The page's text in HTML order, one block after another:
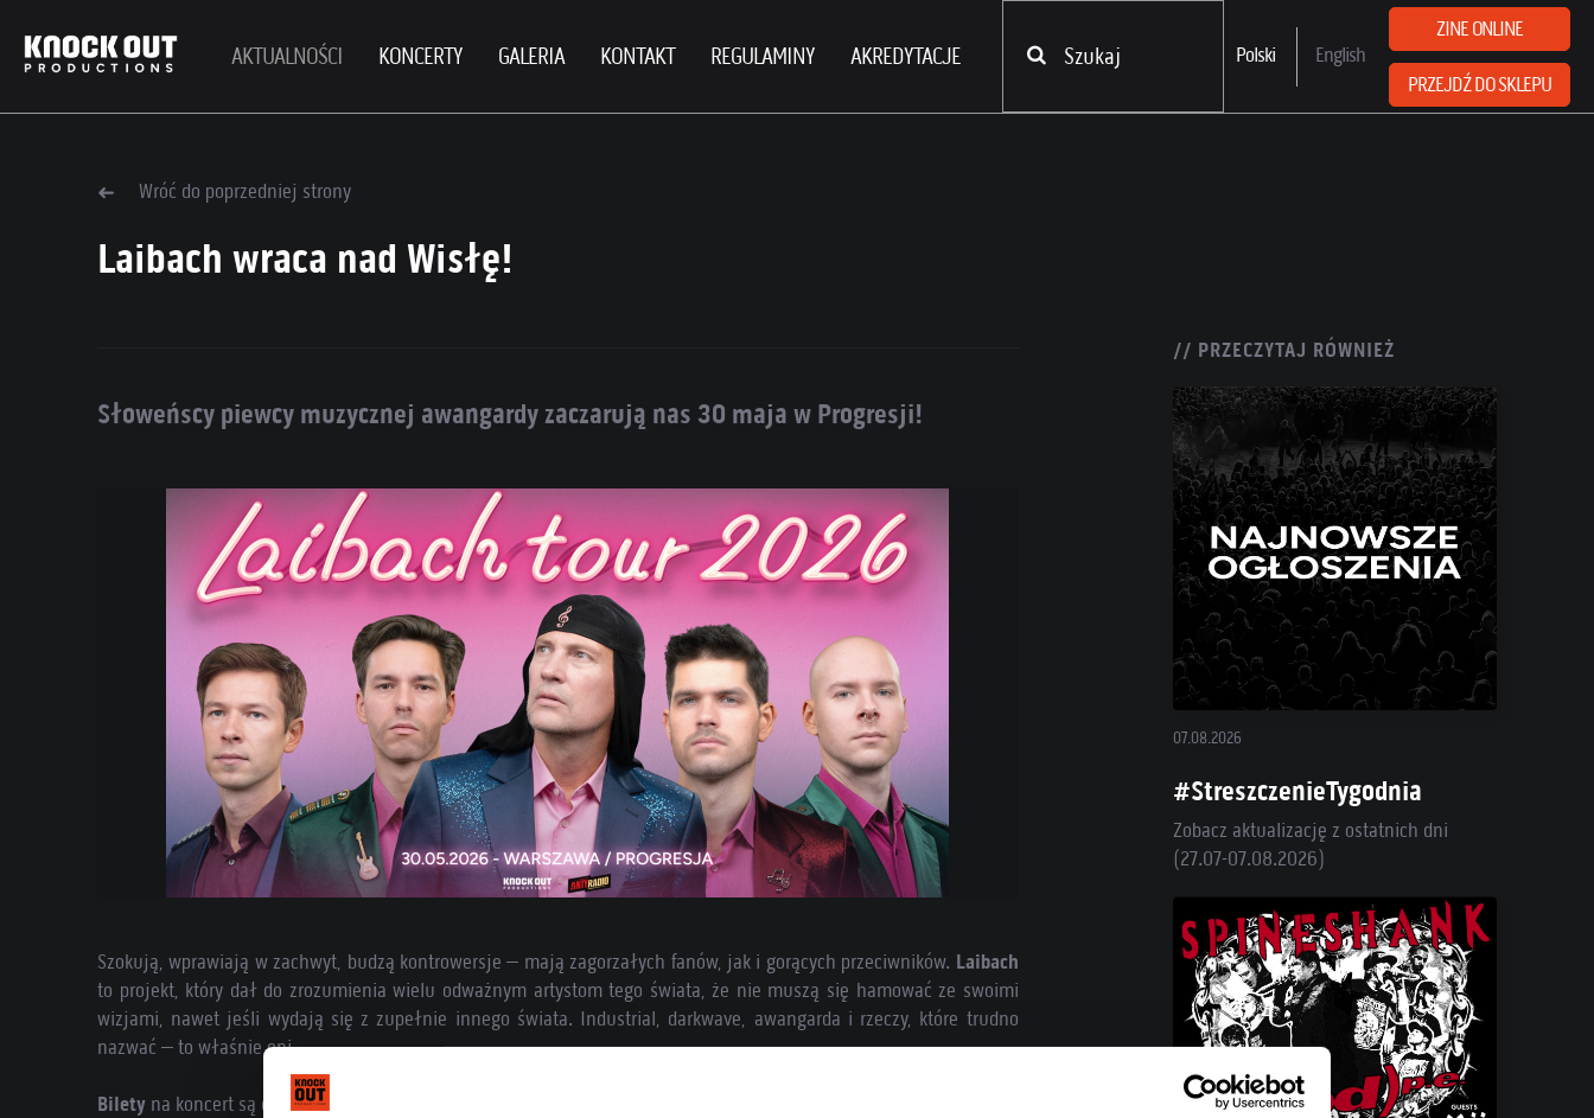
AKTUALNOŚCI KONCERTY GALERIA KONTAKT REGULAMINY AKREDYTACJE Polski English
ZINE ONLINE
PRZEJDŹ DO SKLEPU
Wróć do poprzedniej strony
Laibach wraca nad Wisłę!
Słoweńscy piewcy muzycznej awangardy zaczarują nas 30 maja w Progresji!
Szokują, wprawiają w zachwyt, budzą kontrowersje – mają zagorzałych fanów, jak i gorących przeciwników. Laibach
to projekt, który dał do zrozumienia wielu odważnym artystom tego świata, że nie muszą się hamować ze swoimi
wizjami, nawet jeśli wydają się z zupełnie innego świata. Industrial, darkwave, awangarda i rzeczy, które trudno
nazwać – to właśnie oni.
Bilety na koncert są dostępne na
// PRZECZYTAJ RÓWNIEŻ
07.08.2026
#StreszczenieTygodnia
Zobacz aktualizację z ostatnich dni
(27.07-07.08.2026)